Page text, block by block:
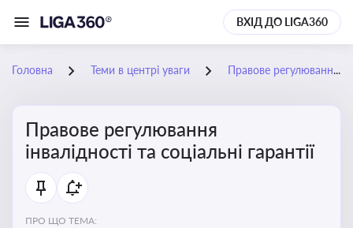
ВХІД ДО LIGA360
Головна Теми в центрі уваги Правове регулювання інвалідності та соціальні гарантії
Правове регулювання
інвалідності та соціальні гарантії
ПРО ЩО ТЕМА: